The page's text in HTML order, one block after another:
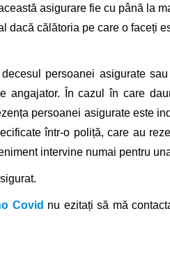
asigurare fie cu până la
călătoria pe care o faceți
persoanei asigurate
angajator. În cazul în care
persoanei asigurate este
într-o poliță, care au
intervine numai pentru
Covid nu ezitați să mă